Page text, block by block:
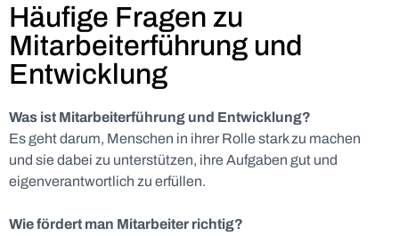
Häufige Fragen zu
Mitarbeiterführung und
Entwicklung
Was ist Mitarbeiterführung und Entwicklung?
Es geht darum, Menschen in ihrer Rolle stark zu machen
und sie dabei zu unterstützen, ihre Aufgaben gut und
eigenverantwortlich zu erfüllen.
Wie fördert man Mitarbeiter richtig?